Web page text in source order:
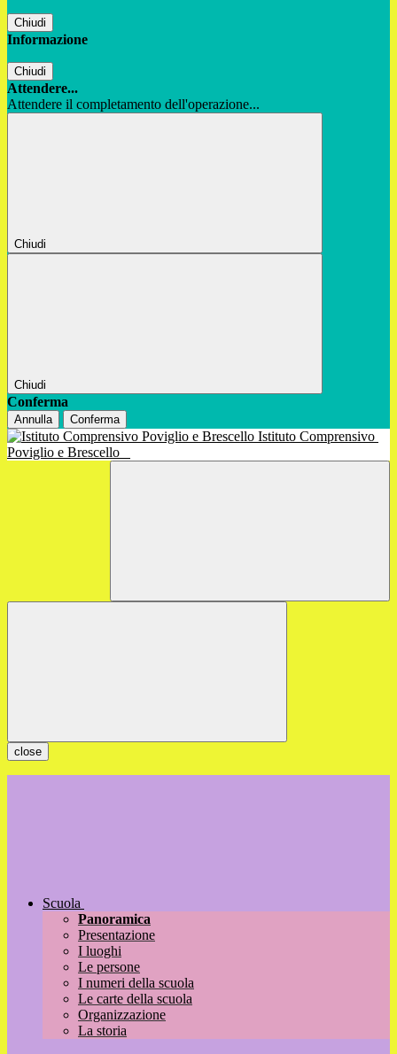
Chiudi
Informazione
Chiudi
Attendere...
Attendere il completamento dell'operazione...
Chiudi
Chiudi
Conferma
Annulla Conferma
Istituto Comprensivo
Poviglio e Brescello
close
Scuola
Panoramica
Presentazione
I luoghi
Le persone
I numeri della scuola
Le carte della scuola
Organizzazione
La storia